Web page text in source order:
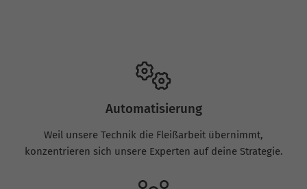
Automatisierung
Weil unsere Technik die Fleißarbeit übernimmt,
konzentrieren sich unsere Experten auf deine Strategie.